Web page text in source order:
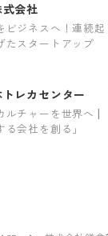
式会社
ビジネスへ！連続起
たスタートアップ
レカセンター
ルチャーを世界へ |
る会社を創る」